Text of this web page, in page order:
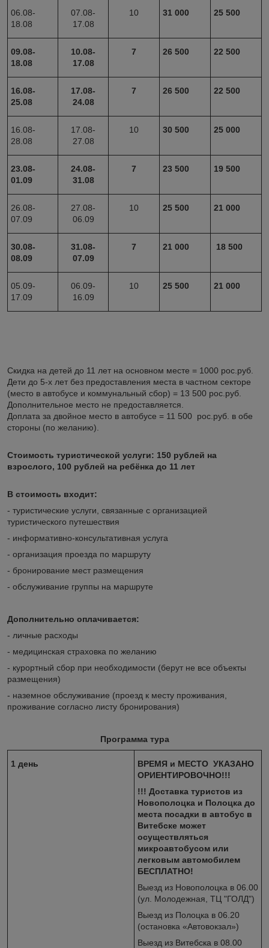
06.08-
18.08
07.08-
17.08
10 31 000 25 500
09.08-
18.08
10.08-
17.08
7 26 500 22 500
16.08-
25.08
17.08-
24.08
7 26 500 22 500
16.08-
28.08
17.08-
27.08
10 30 500 25 000
23.08-
01.09
24.08-
31.08
7 23 500 19 500
26.08-
07.09
27.08-
06.09
10 25 500 21 000
30.08-
08.09
31.08-
07.09
7 21 000 18 500
05.09-
17.09
06.09-
16.09
10 25 500 21 000
Скидка на детей до 11 лет на основном месте = 1000 рос.руб.
Дети до 5-х лет без предоставления места в частном секторе
(место в автобусе и коммунальный сбор) = 13 500 рос.руб.
Дополнительное место не предоставляется.
Доплата за двойное место в автобусе = 11 500 рос.руб. в обе
стороны (по желанию).
Стоимость туристической услуги: 150 рублей на
взрослого, 100 рублей на ребёнка до 11 лет
В стоимость входит:
- туристические услуги, связанные с организацией
туристического путешествия
- информативно-консультативная услуга
- организация проезда по маршруту
- бронирование мест размещения
- обслуживание группы на маршруте
Дополнительно оплачивается:
- личные расходы
- медицинская страховка по желанию
- курортный сбор при необходимости (берут не все объекты
размещения)
- наземное обслуживание (проезд к месту проживания,
проживание согласно листу бронирования)
Программа тура
1 день
ВРЕМЯ и МЕСТО УКАЗАНО
ОРИЕНТИРОВОЧНО!!!
!!! Доставка туристов из
Новополоцка и Полоцка до
места посадки в автобус в
Витебске может
осуществляться
микроавтобусом или
легковым автомобилем
БЕСПЛАТНО!
Выезд из Новополоцка в 06.00
(ул. Молодежная, ТЦ "ГОЛД")
Выезд из Полоцка в 06.20
(остановка «Автовокзал»)
Выезд из Витебска в 08.00